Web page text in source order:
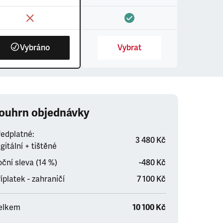
Vybráno Vybrat
objednávky
+ tištěné
3 480 Kč
sleva (14 %)
-480 Kč
- zahraničí
7 100 Kč
10 100 Kč